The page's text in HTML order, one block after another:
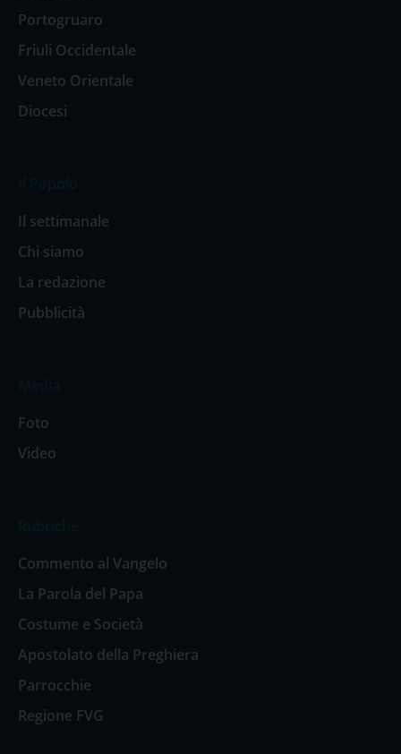
Portogruaro
Friuli Occidentale
Veneto Orientale
Diocesi
Il settimanale
Chi siamo
La redazione
Pubblicità
Foto
Video
Commento al Vangelo
La Parola del Papa
Costume e Società
Apostolato della Preghiera
Parrocchie
Regione FVG